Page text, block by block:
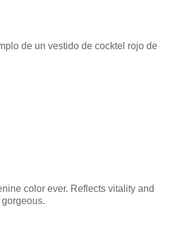
de un vestido de cocktel rojo de
color ever. Reflects vitality and